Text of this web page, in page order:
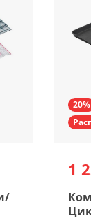
20%
1